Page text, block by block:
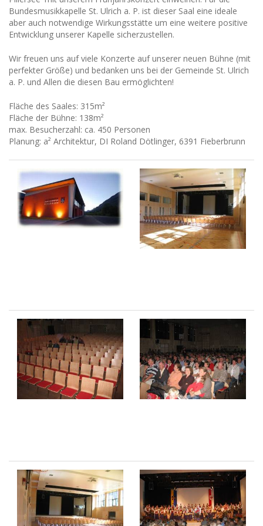
Bundesmusikkapelle St. Ulrich a. P. ist dieser Saal eine ideale
aber auch notwendige Wirkungsstätte um eine weitere positive
Entwicklung unserer Kapelle sicherzustellen.
Wir freuen uns auf viele Konzerte auf unserer neuen Bühne (mit
perfekter Größe) und bedanken uns bei der Gemeinde St. Ulrich
a. P. und Allen die diesen Bau ermöglichten!
Fläche des Saales: 315m²
Fläche der Bühne: 138m²
max. Besucherzahl: ca. 450 Personen
Planung: a² Architektur, DI Roland Dötlinger, 6391 Fieberbrunn